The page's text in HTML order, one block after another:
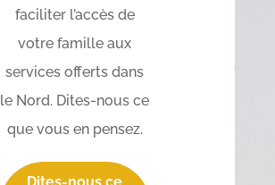
faciliter l’accès de
votre famille aux
services offerts dans
le Nord. Dites-nous ce
que vous en pensez.